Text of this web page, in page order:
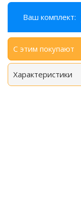
Ваш комплект:
С этим покупают
Характеристики